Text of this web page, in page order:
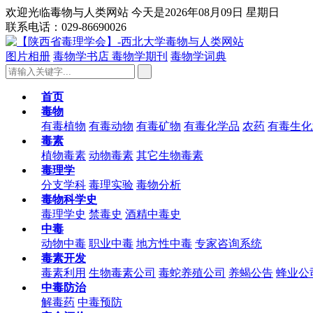
欢迎光临毒物与人类网站 今天是2026年08月09日 星期日
联系电话：029-86690026
图片相册 毒物学书店 毒物学期刊 毒物学词典
首页
毒物
有毒植物 有毒动物 有毒矿物 有毒化学品 农药 有毒生
毒素
植物毒素 动物毒素 其它生物毒素
毒理学
分支学科 毒理实验 毒物分析
毒物科学史
毒理学史 禁毒史 酒精中毒史
中毒
动物中毒 职业中毒 地方性中毒 专家咨询系统
毒素开发
毒素利用 生物毒素公司 毒蛇养殖公司 养蝎公告 蜂业公
中毒防治
解毒药 中毒预防